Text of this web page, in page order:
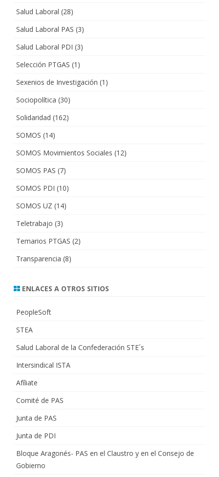
Salud Laboral (28)
Salud Laboral PAS (3)
Salud Laboral PDI (3)
Selección PTGAS (1)
Sexenios de Investigación (1)
Sociopolítica (30)
Solidaridad (162)
SOMOS (14)
SOMOS Movimientos Sociales (12)
SOMOS PAS (7)
SOMOS PDI (10)
SOMOS UZ (14)
Teletrabajo (3)
Temarios PTGAS (2)
Transparencia (8)
ENLACES A OTROS SITIOS
PeopleSoft
STEA
Salud Laboral de la Confederación STE´s
Intersindical ISTA
Afíliate
Comité de PAS
Junta de PAS
Junta de PDI
Bloque Aragonés- PAS en el Claustro y en el Consejo de
Gobierno